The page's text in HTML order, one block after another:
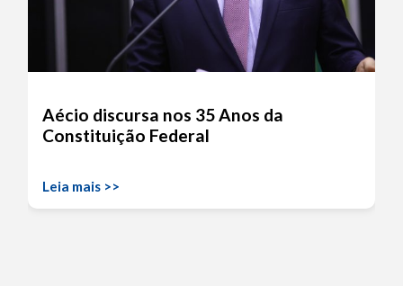
Aécio discursa nos 35 Anos da
Constituição Federal
Leia mais >>